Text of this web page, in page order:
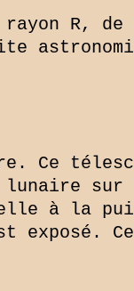
R,
Ce
sur
à la
exposé.